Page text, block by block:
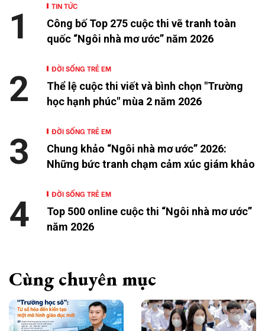
TIN TỨC
Công bố Top 275 cuộc thi vẽ tranh toàn
quốc “Ngôi nhà mơ ước” năm 2026
1
ĐỜI SỐNG TRẺ EM
Thể lệ cuộc thi viết và bình chọn "Trường
học hạnh phúc" mùa 2 năm 2026
2
ĐỜI SỐNG TRẺ EM
Chung khảo “Ngôi nhà mơ ước” 2026:
Những bức tranh chạm cảm xúc giám khảo
3
ĐỜI SỐNG TRẺ EM
Top 500 online cuộc thi “Ngôi nhà mơ ước”
năm 2026
4
Cùng chuyên mục